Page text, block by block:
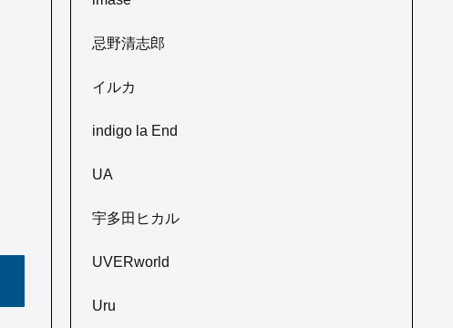
忌野清志郎
イルカ
indigo la End
UA
宇多田ヒカル
UVERworld
Uru